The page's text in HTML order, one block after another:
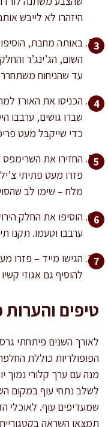
היזהרו לא לייבש
באותה מחבת,
עד שהניחוח
הכניסו את האורז
כדי שייקבל מעט
החזירו את השרימפס
פזרו מעט פתיתי
מלח – שימו לב
הוסיפו את החלק
ערבבו וטעמו. תקנו
הגישו מייד – פזרו
להוסיף גם אגוזי
טיפים
לאורך השנים פיתחתי
הפופולריות כוללת
מנה עם ערך קלורי נמוך
לשלב נתחי עוף במקום
שמעדיפים עוף. לאוכלי
תמצאו השראה בקטגוריית